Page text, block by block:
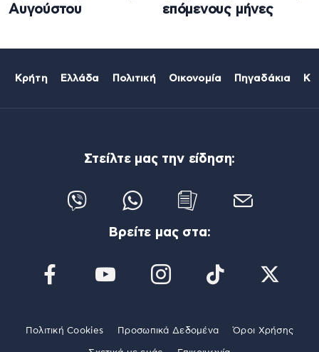
Αυγούστου
επόμενους μήνες
Κρήτη Ελλάδα Πολιτική Οικονομία Πηγαδάκια
Στείλτε μας την είδηση:
Βρείτε μας στα:
Πολιτική Cookies Προσωπικά Δεδομένα Όροι Χρήσης